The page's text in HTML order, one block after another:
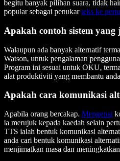
begitu banyak pilihan suara, tidak
popular sebagai penukarteks ke
Apakah contoh sistem yang
Walaupun ada banyak alternatif
Watson, untuk pengalaman
Program ini sesuai untuk OKU,
alat produktiviti yang membantu
Apakah cara komunikasi
Apabila orang bercakap. Mengenai
ia merujuk kepada kaedah selain
TTS ialah bentuk komunikasi
anda cari bentuk komunikasi
menjimatkan masa dan